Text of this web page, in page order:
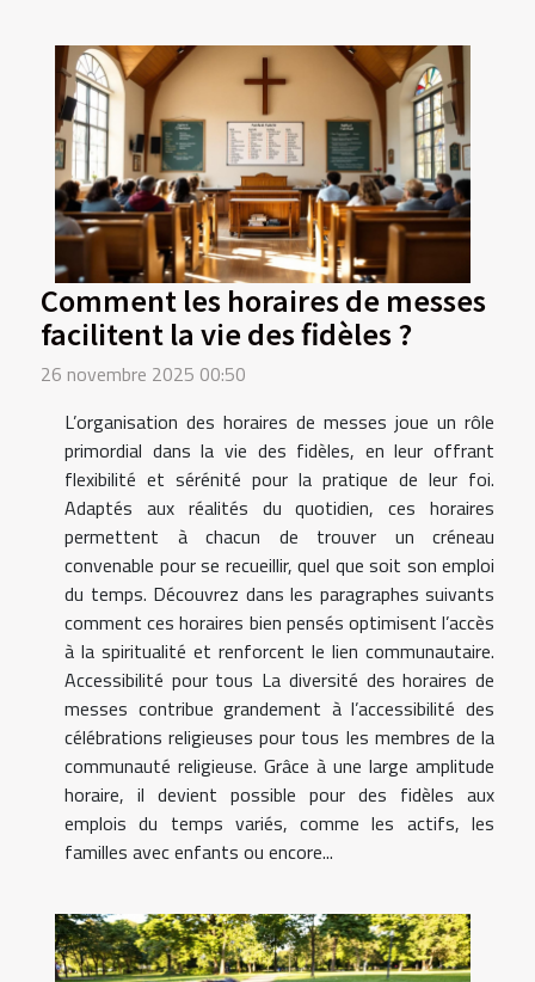
Comment les horaires de messes
facilitent la vie des fidèles ?
26 novembre 2025 00:50
L’organisation des horaires de messes joue un rôle
primordial dans la vie des fidèles, en leur offrant
flexibilité et sérénité pour la pratique de leur foi.
Adaptés aux réalités du quotidien, ces horaires
permettent à chacun de trouver un créneau
convenable pour se recueillir, quel que soit son emploi
du temps. Découvrez dans les paragraphes suivants
comment ces horaires bien pensés optimisent l’accès
à la spiritualité et renforcent le lien communautaire.
Accessibilité pour tous La diversité des horaires de
messes contribue grandement à l’accessibilité des
célébrations religieuses pour tous les membres de la
communauté religieuse. Grâce à une large amplitude
horaire, il devient possible pour des fidèles aux
emplois du temps variés, comme les actifs, les
familles avec enfants ou encore...